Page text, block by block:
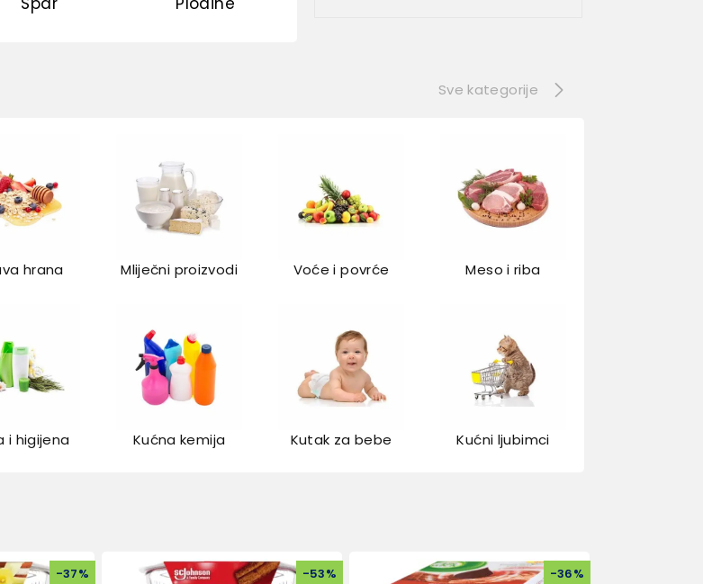
Sve kategorije
hrana Mliječni proizvodi Voće i povrće Meso i riba
i higijena Kućna kemija Kutak za bebe Kućni ljubimci
-37% -53% -36%